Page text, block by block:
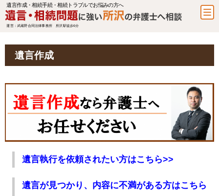
遺言作成・相続手続・相続トラブルでお悩みの方へ
運営：武蔵野合同法律事務所 所沢駅徒歩6分
遺言作成
遺言執行を依頼されたい方はこちら>>
遺言が見つかり、内容に不満がある方はこちら